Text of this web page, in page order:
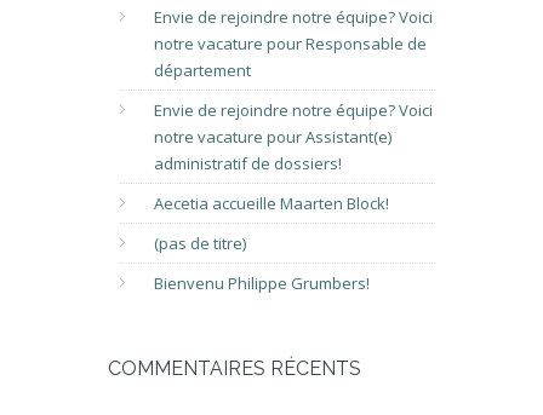
Envie de rejoindre notre équipe? Voici
notre vacature pour Responsable de
département
Envie de rejoindre notre équipe? Voici
notre vacature pour Assistant(e)
administratif de dossiers!
Aecetia accueille Maarten Block!
(pas de titre)
Bienvenu Philippe Grumbers!
COMMENTAIRES RÉCENTS